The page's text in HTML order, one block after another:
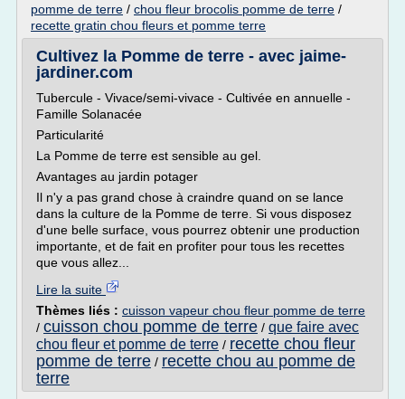
pomme de terre / chou fleur brocolis pomme de terre /
recette gratin chou fleurs et pomme terre
Cultivez la Pomme de terre - avec jaime-
jardiner.com
Tubercule - Vivace/semi-vivace - Cultivée en annuelle -
Famille Solanacée
Particularité
La Pomme de terre est sensible au gel.
Avantages au jardin potager
Il n'y a pas grand chose à craindre quand on se lance
dans la culture de la Pomme de terre. Si vous disposez
d'une belle surface, vous pourrez obtenir une production
importante, et de fait en profiter pour tous les recettes
que vous allez...
Lire la suite
Thèmes liés : cuisson vapeur chou fleur pomme de terre
/ cuisson chou pomme de terre / que faire avec
chou fleur et pomme de terre / recette chou fleur
pomme de terre / recette chou au pomme de
terre